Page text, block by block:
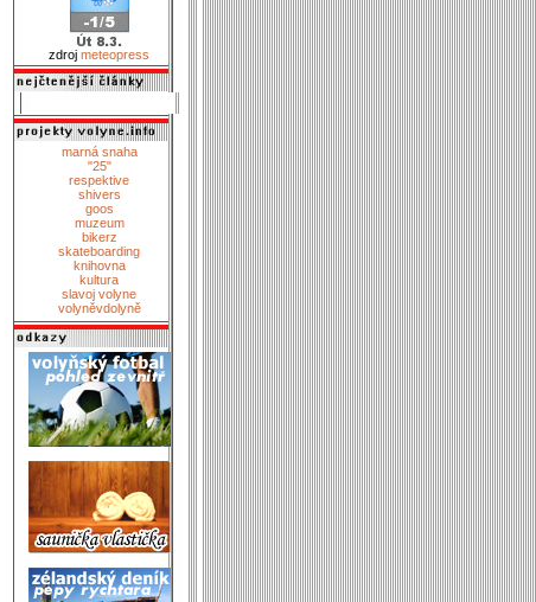
zdroj meteopress
marná snaha
"25"
respektive
shivers
goos
muzeum
bikerz
skateboarding
knihovna
kultura
slavoj volyne
volyněvdolyně